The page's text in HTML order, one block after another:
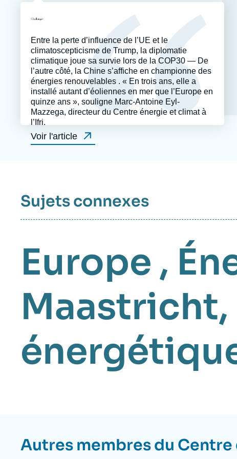
Logo
Entre la perte d’influence de l’UE et le
climatoscepticisme de Trump, la diplomatie
climatique joue sa survie lors de la COP30 — De
l’autre côté, la Chine s’affiche en championne des
énergies renouvelables . « En trois ans, elle a
installé autant d’éoliennes en mer que l’Europe en
quinze ans », souligne Marc-Antoine Eyl-
Mazzega, directeur du Centre énergie et climat à
l’Ifri.
Voir l'article
Sujets connexes
Europe ,
Maastricht,
Autres membres du Centre